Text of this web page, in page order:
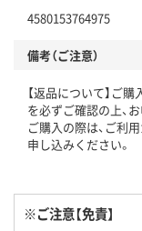
4580153764975
備考（ご注意）
【返品について】ご購
を必ずご確認の上、
ご購入の際は、ご利用
申し込みください。
※ご注意【免責】